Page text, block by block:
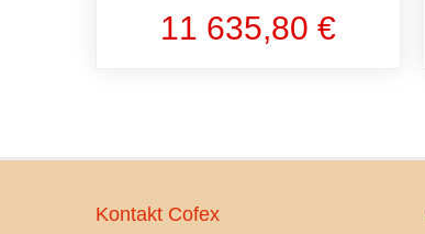
11 635,80 €
Kontakt Cofex